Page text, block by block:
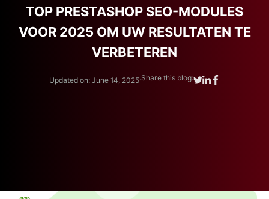
TOP PRESTASHOP SEO-MODULES
VOOR 2025 OM UW RESULTATEN TE
VERBETEREN
Updated on: June 14, 2025.Share this blog: